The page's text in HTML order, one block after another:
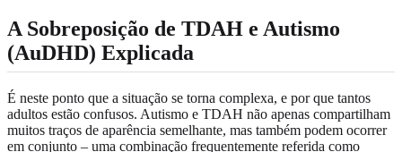
A Sobreposição de TDAH e Autismo
(AuDHD) Explicada
É neste ponto que a situação se torna complexa, e por que tantos
adultos estão confusos. Autismo e TDAH não apenas compartilham
muitos traços de aparência semelhante, mas também podem ocorrer
em conjunto – uma combinação frequentemente referida como